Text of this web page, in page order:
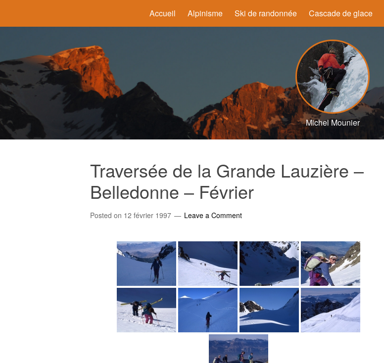
Accueil Alpinisme Ski de randonnée Cascade de glace
Michel Mounier
Traversée de la Grande Lauzière –
Belledonne – Février
Posted on 12 février 1997 Leave a Comment